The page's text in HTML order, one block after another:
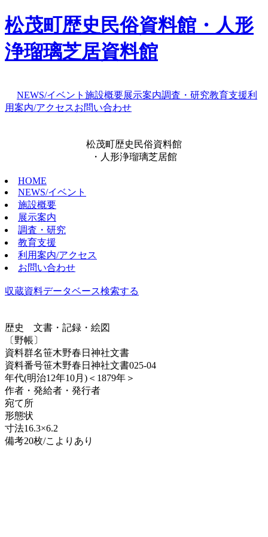
松茂町歴史民俗資料館・人形
浄瑠璃芝居資料館
NEWS/イベント 施設概要展示案内調査・研究教育支援利
用案内/アクセスお問い合わせ
松茂町歴史民俗資料館
・人形浄瑠璃芝居館
HOME
NEWS/イベント
施設概要
展示案内
調査・研究
教育支援
利用案内/アクセス
お問い合わせ
収蔵資料データベース検索する
歴史
文書・記録・絵図
〔野帳〕
資料群名笹木野春日神社文書
資料番号笹木野春日神社文書025-04
年代(明治12年10月)＜1879年＞
作者・発給者・発行者
宛て所
形態状
寸法16.3×6.2
備考20枚/こよりあり